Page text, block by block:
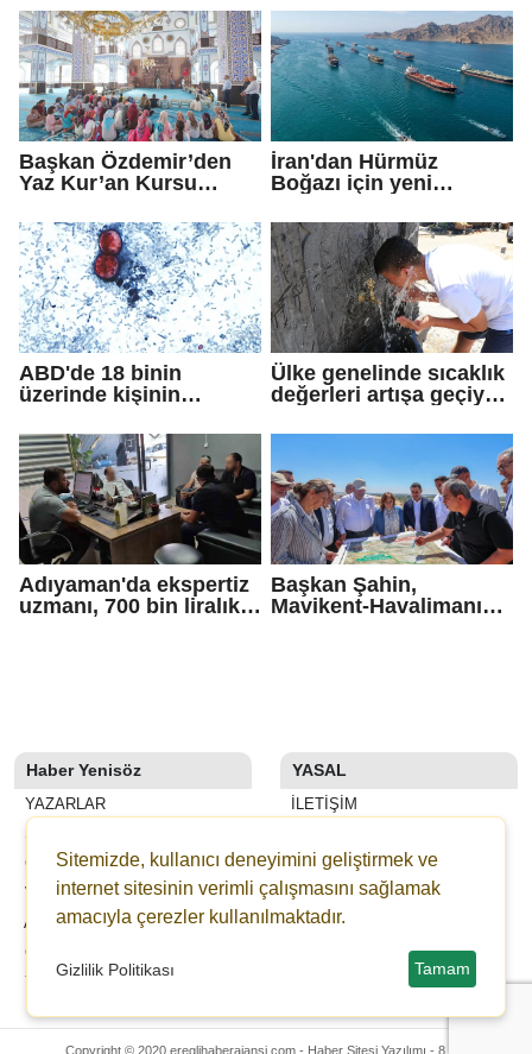
toplum kuruluşlarına
ziyaret: Gönül
köprülerini
güçlendirmeye devam
edeceğiz
Başkan Özdemir’den
Yaz Kur’an Kursu
İran'dan Hürmüz
Boğazı için yeni
ABD'de 18 binin
üzerinde kişinin
'siklosporiyazis'
salgını: 2 kişi hayatını
kaybetti
Ülke genelinde sıcaklık
değerleri artışa geçiyor:
görülecek
Adıyaman'da ekspertiz
uzmanı, 700 bin liralık
Başkan Şahin,
Mavikent-Havalimanı
Haber Yenisöz
YAZARLAR
SON DAKİKA
GALERİLER
VİDEOLAR
ANKETLER
GAZETELER
YEDİBAŞAK ONLİNE BAĞIŞ
YASAL
İLETIŞIM
YAYIN İLKELERI
KURALLAR
GIZLILIK
KULLANICI SÖZLEŞMESI
VERI POLITIKASI
Sitemizde, kullanıcı deneyimini geliştirmek ve
internet sitesinin verimli çalışmasını sağlamak
amacıyla çerezler kullanılmaktadır.
Gizlilik Politikası Tamam
Copyright © 2020 ereglihaberajansi.com - Haber Sitesi Yazılımı - 8.7.4